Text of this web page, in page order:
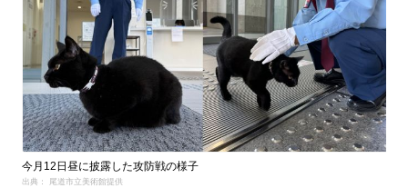
今月12日昼に披露した攻防戦の様子
出典： 尾道市立美術館提供